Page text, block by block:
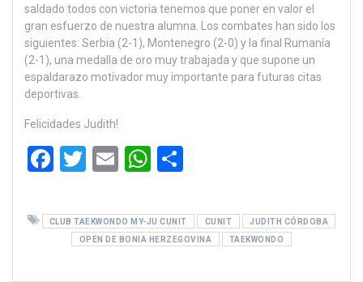
saldado todos con victoria tenemos que poner en valor el
gran esfuerzo de nuestra alumna. Los combates han sido los
siguientes: Serbia (2-1), Montenegro (2-0) y la final Rumanía
(2-1), una medalla de oro muy trabajada y que supone un
espaldarazo motivador muy importante para futuras citas
deportivas.
Felicidades Judith!
F
ce
b
T
tt
er
E
ail
W
at
s
m
p
CLUB TAEKWONDO MY-JU CUNIT CUNIT
JUDITH CÓRDOBA
OPEN DE BONIA HERZEGOVINA
TAEKWONDO